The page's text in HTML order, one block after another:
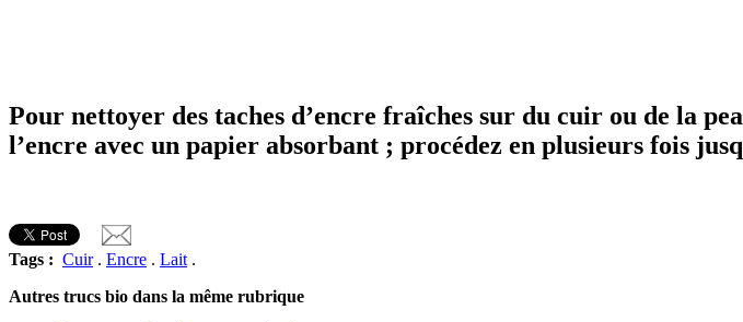
Pour nettoyer des taches d’encre fraîches sur du cuir ou de la
l’encre avec un papier absorbant ; procédez en plusieurs fois
Tags : Cuir. Encre . Lait .
Autres trucs bio dans la même rubrique